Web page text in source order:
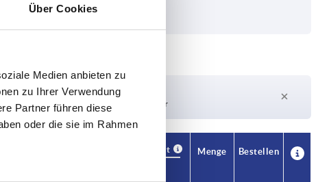
Über Cookies
Medien anbieten zu
zu Ihrer Verwendung
Partner führen diese
oder die sie im Rahmen
Lieferzeit auf Anfrage
Derzeit nicht auf Lager
Verfügbarkeit
Menge Bestellen